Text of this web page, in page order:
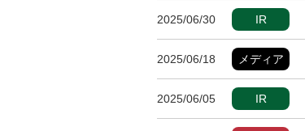
2025/06/30 IR
2025/06/18 メディア
2025/06/05 IR